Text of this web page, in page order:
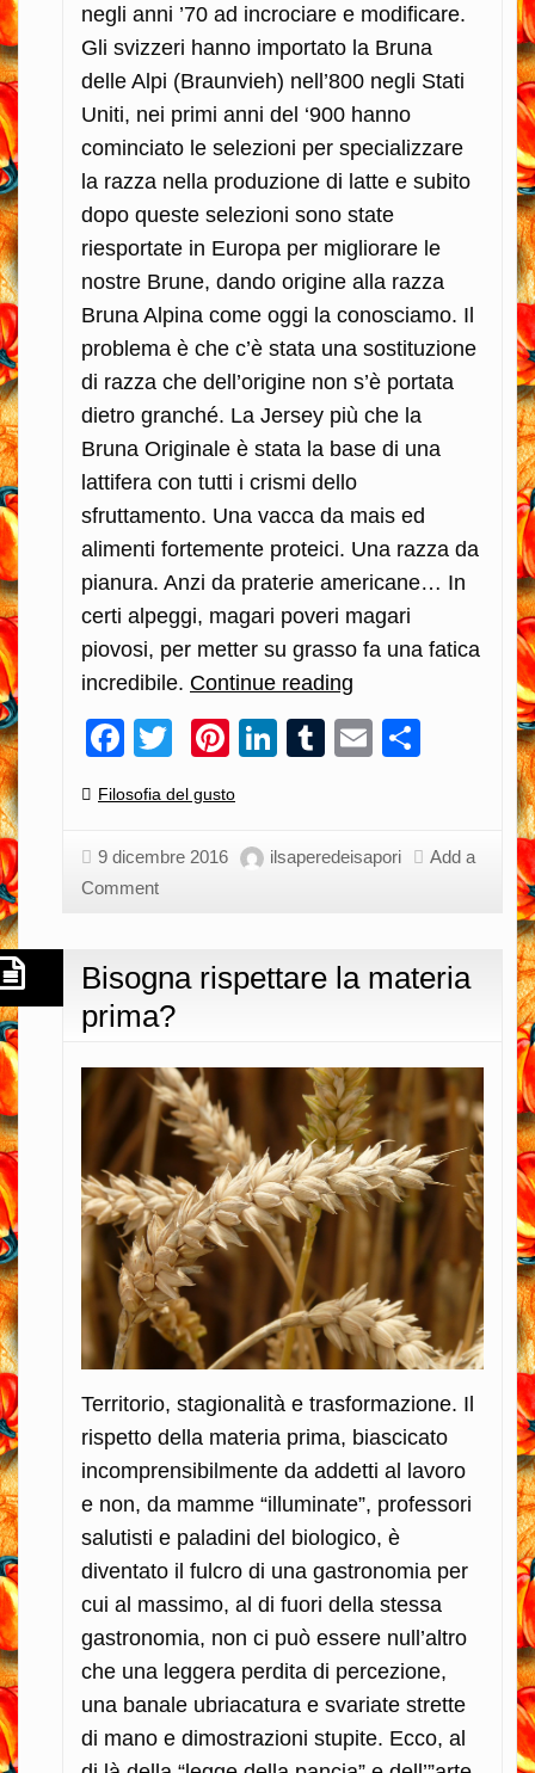
negli anni ’70 ad incrociare e modificare.
Gli svizzeri hanno importato la Bruna
delle Alpi (Braunvieh) nell’800 negli Stati
Uniti, nei primi anni del ‘900 hanno
cominciato le selezioni per specializzare
la razza nella produzione di latte e subito
dopo queste selezioni sono state
riesportate in Europa per migliorare le
nostre Brune, dando origine alla razza
Bruna Alpina come oggi la conosciamo. Il
problema è che c’è stata una sostituzione
di razza che dell’origine non s’è portata
dietro granché. La Jersey più che la
Bruna Originale è stata la base di una
lattifera con tutti i crismi dello
sfruttamento. Una vacca da mais ed
alimenti fortemente proteici. Una razza da
pianura. Anzi da praterie americane… In
certi alpeggi, magari poveri magari
piovosi, per metter su grasso fa una fatica
incredibile. Continue reading
Braunvieh:
un
alle
Facebook
TwitterPinterest
LinkedIn
Tumblr
Email
Categories:
Filosofia del gusto
9 dicembre 2016 ilsaperedeisapori
Add a
Comment
Bisogna rispettare la materia
prima?
Territorio, stagionalità e trasformazione. Il
rispetto della materia prima, biascicato
incomprensibilmente da addetti al lavoro
e non, da mamme “illuminate”, professori
salutisti e paladini del biologico, è
diventato il fulcro di una gastronomia per
cui al massimo, al di fuori della stessa
gastronomia, non ci può essere null’altro
che una leggera perdita di percezione,
una banale ubriacatura e svariate strette
di mano e dimostrazioni stupite. Ecco, al